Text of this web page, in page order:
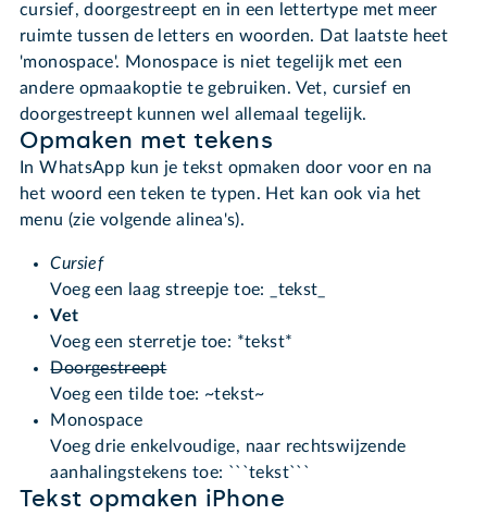
cursief, doorgestreept en in een lettertype met meer
ruimte tussen de letters en woorden. Dat laatste heet
'monospace'. Monospace is niet tegelijk met een
andere opmaakoptie te gebruiken. Vet, cursief en
doorgestreept kunnen wel allemaal tegelijk.
Opmaken met tekens
In WhatsApp kun je tekst opmaken door voor en na
het woord een teken te typen. Het kan ook via het
menu (zie volgende alinea's).
Cursief
Voeg een laag streepje toe: _tekst_
Vet
Voeg een sterretje toe: *tekst*
Doorgestreept
Voeg een tilde toe: ~tekst~
Monospace
Voeg drie enkelvoudige, naar rechtswijzende
aanhalingstekens toe: ```tekst```
Tekst opmaken iPhone